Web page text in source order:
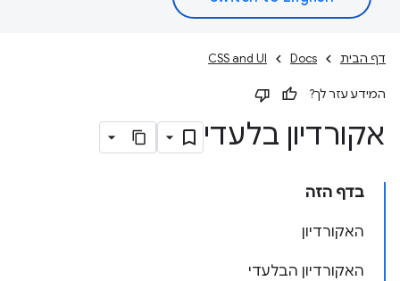
דף הבית Docs
CSS and UI
המידע עזר לך?
אקורדיון בלעדי
בדף הזה
האקורדיון
האקורדיון הבלעדי